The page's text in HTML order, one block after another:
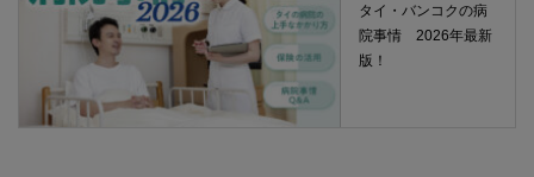
タイ・バンコクの病
院事情 2026年最新
版！